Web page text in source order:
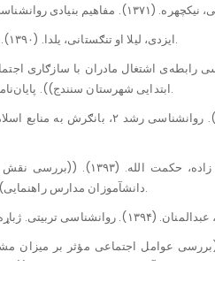
2. ایزدی، لیلا او تنګستانی، یلدا. (۱۳۹۰). روانشناسي رشد. تهران: انتشارات نشرساوالان.
ابتدایی شهرستان سنندج)). پایان‌نامه کارشناسی ارشد دانشګاه علامه طباطبایی تهران.
دانشآموزان مدارس راهنمایی)). فصل‌نامه تعلیم و تربیت، شماره، ۱۲۲، صص ۱۲۰.